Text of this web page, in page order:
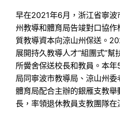
早在2021年6月，浙江省寧波
州教導和體育局告竣對口協
質教導資本向涼山州保送。
展開持久教導人才“組團式”幫
所黌舍保送校長和教員。本
局同寧波市教導局、涼山州
體育局配合主辦的銀雁支教舉
長，率領退休教員支教團隊在